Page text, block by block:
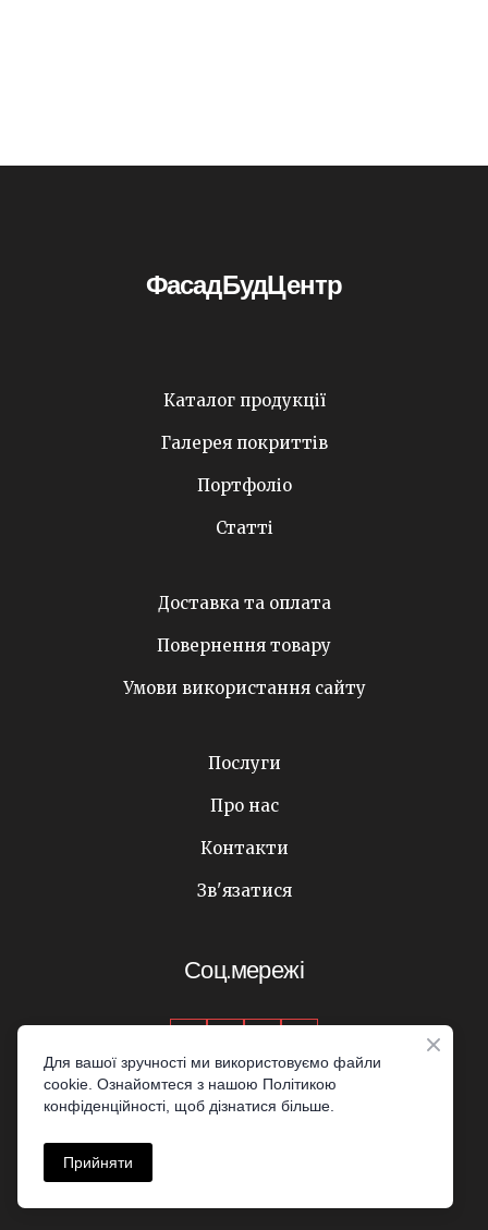
ФасадБудЦентр
Каталог продукції
Галерея покриттів
Портфоліо
Статті
Доставка та оплата
Повернення товару
Умови використання сайту
Послуги
Про нас
Контакти
Зв'язатися
Соц.мережі
© Created by Olha_zdr
Для вашої зручності ми використовуємо файли
cookie. Ознайомтеся з нашою Політикою
конфіденційності, щоб дізнатися більше.
Прийняти